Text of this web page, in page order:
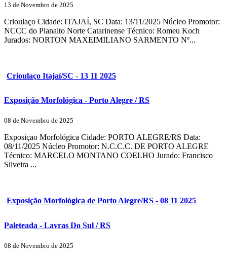
13 de Novembro de 2025
Crioulaço Cidade: ITAJAÍ, SC Data: 13/11/2025 Núcleo Promotor:
NCCC do Planalto Norte Catarinense Técnico: Romeu Koch
Jurados: NORTON MAXEIMILIANO SARMENTO Nº...
Crioulaço Itajaí/SC - 13 11 2025
Exposição Morfológica - Porto Alegre / RS
08 de Novembro de 2025
Exposiçao Morfológica Cidade: PORTO ALEGRE/RS Data:
08/11/2025 Núcleo Promotor: N.C.C.C. DE PORTO ALEGRE
Técnico: MARCELO MONTANO COELHO Jurado: Francisco
Silveira ...
Exposição Morfológica de Porto Alegre/RS - 08 11 2025
Paleteada - Lavras Do Sul / RS
08 de Novembro de 2025